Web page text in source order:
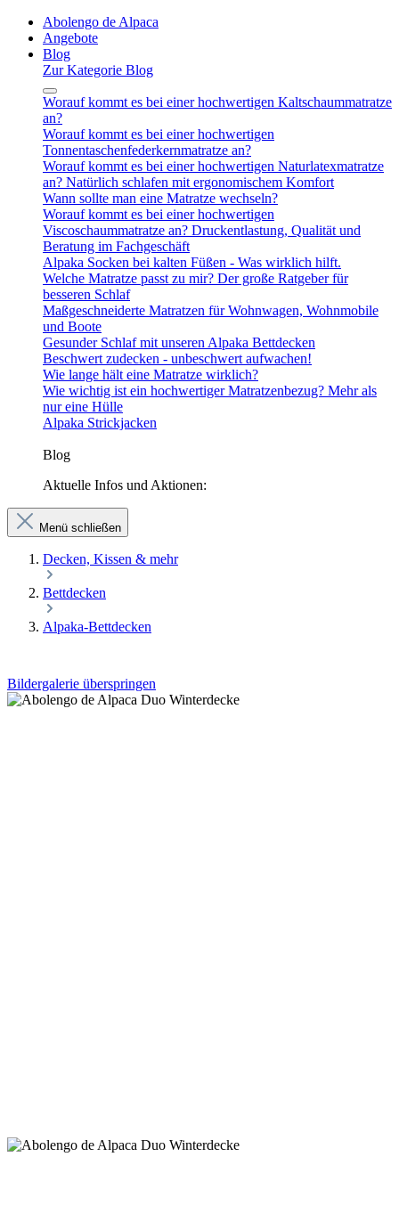
Abolengo de Alpaca
Angebote
Blog
Zur Kategorie Blog
Worauf kommt es bei einer hochwertigen Kaltschaummatratze
an?
Worauf kommt es bei einer hochwertigen
Tonnentaschenfederkernmatratze an?
Worauf kommt es bei einer hochwertigen Naturlatexmatratze
an? Natürlich schlafen mit ergonomischem Komfort
Wann sollte man eine Matratze wechseln?
Worauf kommt es bei einer hochwertigen
Viscoschaummatratze an? Druckentlastung, Qualität und
Beratung im Fachgeschäft
Alpaka Socken bei kalten Füßen - Was wirklich hilft.
Welche Matratze passt zu mir? Der große Ratgeber für
besseren Schlaf
Maßgeschneiderte Matratzen für Wohnwagen, Wohnmobile
und Boote
Gesunder Schlaf mit unseren Alpaka Bettdecken
Beschwert zudecken - unbeschwert aufwachen!
Wie lange hält eine Matratze wirklich?
Wie wichtig ist ein hochwertiger Matratzenbezug? Mehr als
nur eine Hülle
Alpaka Strickjacken
Blog
Aktuelle Infos und Aktionen:
Menü schließen
Decken, Kissen & mehr
Bettdecken
Alpaka-Bettdecken
Bildergalerie überspringen